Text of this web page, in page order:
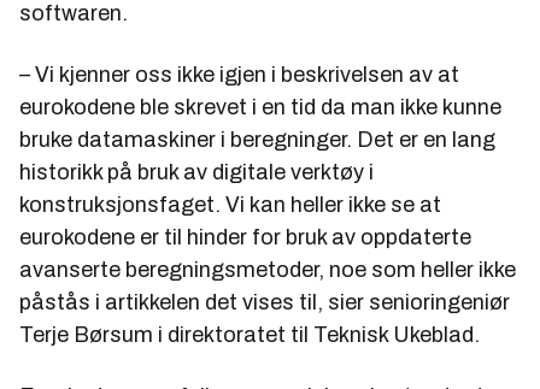
softwaren.
– Vi kjenner oss ikke igjen i beskrivelsen av at
eurokodene ble skrevet i en tid da man ikke kunne
bruke datamaskiner i beregninger. Det er en lang
historikk på bruk av digitale verktøy i
konstruksjonsfaget. Vi kan heller ikke se at
eurokodene er til hinder for bruk av oppdaterte
avanserte beregningsmetoder, noe som heller ikke
påstås i artikkelen det vises til, sier senioringeniør
Terje Børsum i direktoratet til Teknisk Ukeblad.